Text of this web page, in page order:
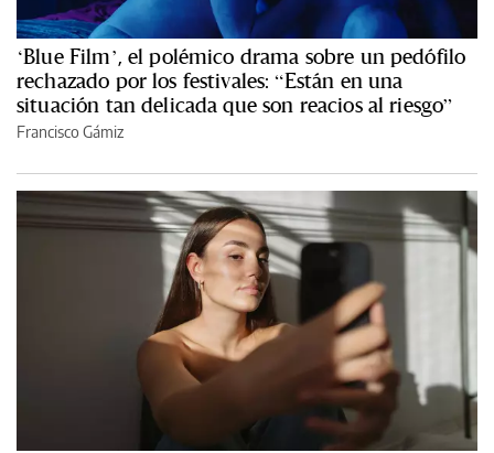
‘Blue Film’, el polémico drama sobre un pedófilo
rechazado por los festivales: “Están en una
situación tan delicada que son reacios al riesgo”
Francisco Gámiz